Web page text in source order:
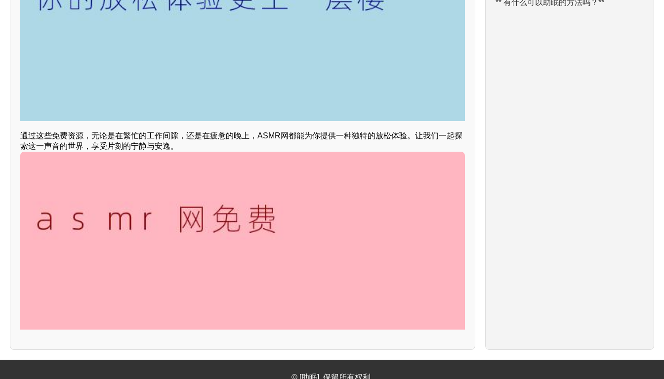
通过这些免费资源，无论是在繁忙的工作间隙，还是在疲惫的晚上，ASMR网都能为你提供一种独特的放松体验。让我们一起探
索这一声音的世界，享受片刻的宁静与安逸。
** 有什么可以助眠的方法吗？**
© [助眠]. 保留所有权利.